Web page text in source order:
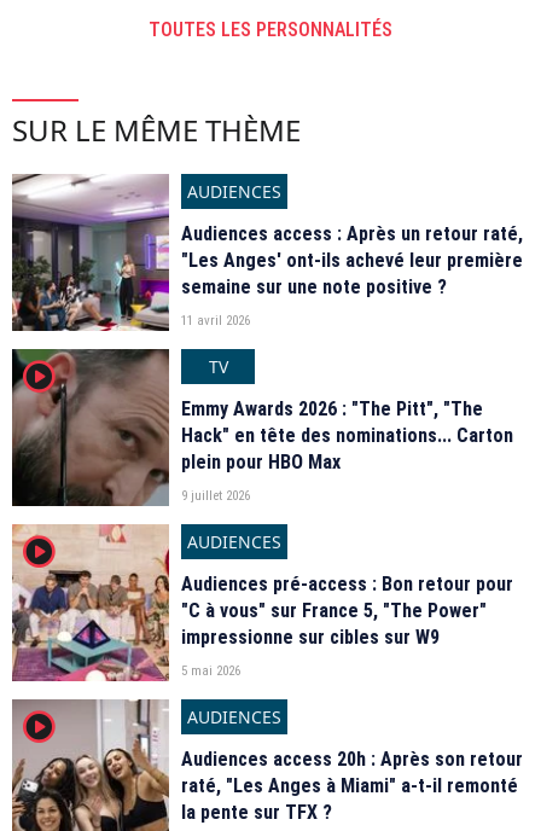
TOUTES LES PERSONNALITÉS
SUR LE MÊME THÈME
AUDIENCES
Audiences access : Après un retour raté,
"Les Anges' ont-ils achevé leur première
semaine sur une note positive ?
11 avril 2026
player2
TV
Emmy Awards 2026 : "The Pitt", "The
Hack" en tête des nominations... Carton
plein pour HBO Max
9 juillet 2026
player2
AUDIENCES
Audiences pré-access : Bon retour pour
"C à vous" sur France 5, "The Power"
impressionne sur cibles sur W9
5 mai 2026
player2
AUDIENCES
Audiences access 20h : Après son retour
raté, "Les Anges à Miami" a-t-il remonté
la pente sur TFX ?